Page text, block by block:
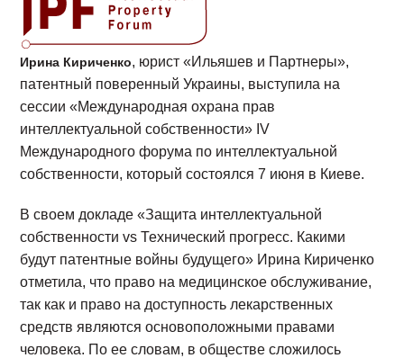
Ирина Кириченко, юрист «Ильяшев и Партнеры»,
патентный поверенный Украины, выступила на
сессии «Международная охрана прав
интеллектуальной собственности» IV
Международного форума по интеллектуальной
собственности, который состоялся 7 июня в Киеве.
В своем докладе «Защита интеллектуальной
собственности vs Технический прогресс. Какими
будут патентные войны будущего» Ирина Кириченко
отметила, что право на медицинское обслуживание,
так как и право на доступность лекарственных
средств являются основоположными правами
человека. По ее словам, в обществе сложилось